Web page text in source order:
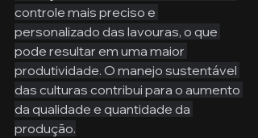
controle mais preciso e
personalizado das lavouras, o que
pode resultar em uma maior
produtividade. O manejo sustentável
das culturas contribui para o aumento
da qualidade e quantidade da
produção.